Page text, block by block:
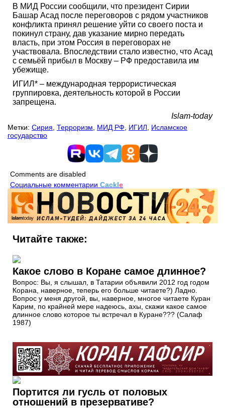
В МИД России сообщили, что президент Сирии
Башар Асад после переговоров с рядом участников
конфликта принял решение уйти со своего поста и
покинул страну, дав указание мирно передать
власть, при этом Россия в переговорах не
участвовала. Впоследствии стало известно, что Асад
с семьёй прибыл в Москву – РФ предоставила им
убежище.
ИГИЛ* – международная террористическая
группировка, деятельность которой в России
запрещена.
Islam-today
Метки: Сирия Терроризм МИД РФ ИГИЛ
Исламское
государство
Comments are disabled
Социальные комментарии Cackle
Читайте также:
Какое слово в Коране самое длинное?
Вопрос: Вы, я слышал, в Татарии объявили 2012 год годом
Корана, наверное, теперь его больше читаете?) Ладно.
Вопрос у меня другой, вы, наверное, многое читаете Куран
Карим, по крайней мере надеюсь, ахы, скажи какое самое
длинное слово которое ты встречал в Куране??? (Салаф
1987)
Портится ли гусль от половых
отношений в презервативе?